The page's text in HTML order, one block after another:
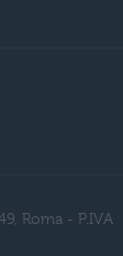
Roma - P.IVA